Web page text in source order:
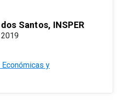
Santos, INSPER
y